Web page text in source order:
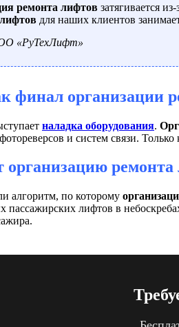
ремонта лифтов затягивается
для наших клиентов
«РуТехЛифт»
финал организации
наладка оборудования.
и систем связи. Только
организацию
алгоритм, по которому
пассажирских лифтов в